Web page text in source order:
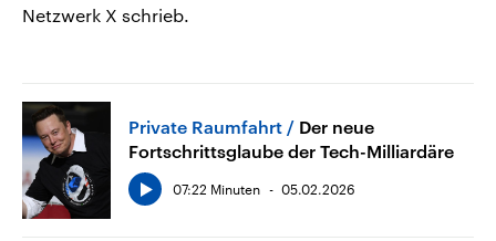
Netzwerk X schrieb.
Private Raumfahrt
Der neue
Fortschrittsglaube der Tech-Milliardäre
07:22 Minuten 05.02.2026